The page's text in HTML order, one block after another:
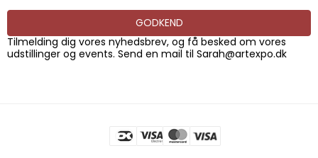
GODKEND
Tilmelding dig vores nyhedsbrev, og få besked om vores
udstillinger og events. Send en mail til Sarah@artexpo.dk